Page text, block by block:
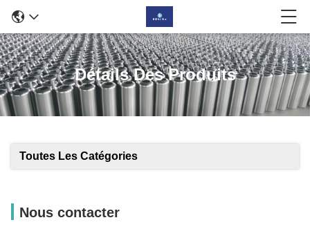
Détails Des Produits
Toutes Les Catégories
Nous contacter